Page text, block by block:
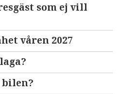
som ej vill
våren 2027